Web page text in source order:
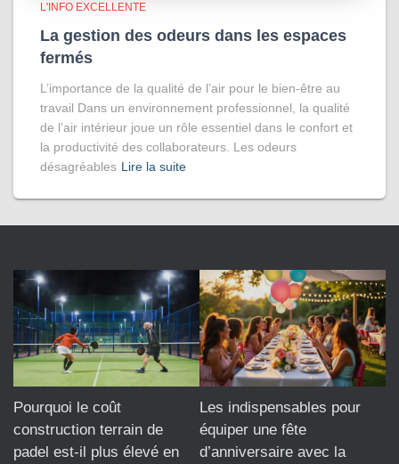
L'INFO EXCELLENTE
La gestion des odeurs dans les espaces
fermés
L’importance de la qualité de l’air pour le bien-être au
travail Dans un environnement professionnel, la qualité
de l’air intérieur joue un rôle essentiel dans le confort et
la productivité des collaborateurs. Les odeurs
désagréables Lire la suite
Pourquoi le coût
construction terrain de
padel est-il plus élevé en
Les indispensables pour
équiper une fête
d’anniversaire avec la